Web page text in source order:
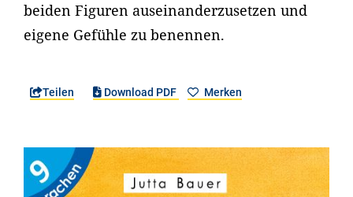
beiden Figuren auseinanderzusetzen und
eigene Gefühle zu benennen.
Teilen Download PDF Merken